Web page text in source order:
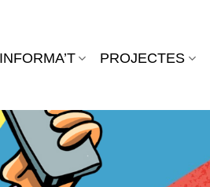
INFORMA’T PROJECTES